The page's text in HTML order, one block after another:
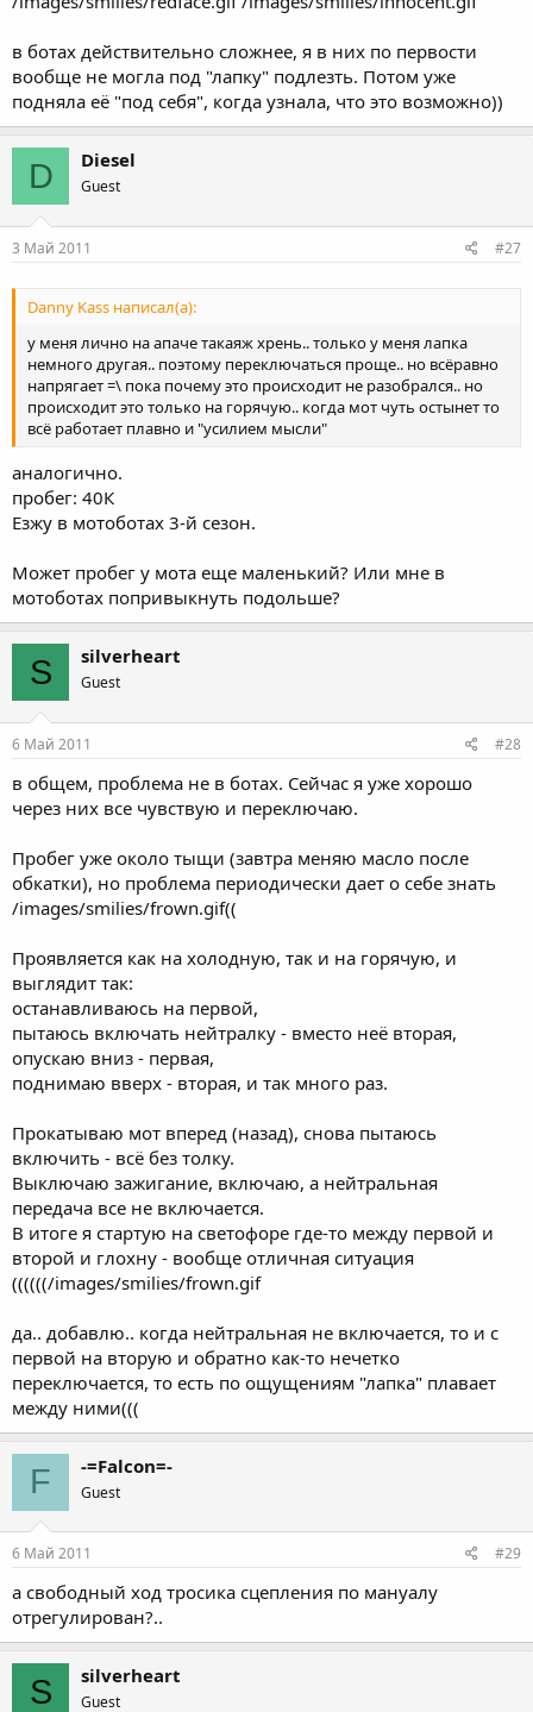
в ботах действительно сложнее, я в них по первости
вообще не могла под "лапку" подлезть. Потом уже
подняла её "под себя", когда узнала, что это возможно))
D Diesel
Guest
3 Май 2011 #27
Danny Kass написал(а):
у меня лично на апаче такаяж хрень.. только у меня лапка
немного другая.. поэтому переключаться проще.. но всёравно
напрягает =\ пока почему это происходит не разобрался.. но
происходит это только на горячую.. когда мот чуть остынет то
всё работает плавно и "усилием мысли"
аналогично.
пробег: 40К
Езжу в мотоботах 3-й сезон.
Может пробег у мота еще маленький? Или мне в
мотоботах попривыкнуть подольше?
S silverheart
Guest
6 Май 2011 #28
в общем, проблема не в ботах. Сейчас я уже хорошо
через них все чувствую и переключаю.
Пробег уже около тыщи (завтра меняю масло после
обкатки), но проблема периодически дает о себе знать
/images/smilies/frown.gif((
Проявляется как на холодную, так и на горячую, и
выглядит так:
останавливаюсь на первой,
пытаюсь включать нейтралку - вместо неё вторая,
опускаю вниз - первая,
поднимаю вверх - вторая, и так много раз.
Прокатываю мот вперед (назад), снова пытаюсь
включить - всё без толку.
Выключаю зажигание, включаю, а нейтральная
передача все не включается.
В итоге я стартую на светофоре где-то между первой и
второй и глохну - вообще отличная ситуация
((((((/images/smilies/frown.gif
да.. добавлю.. когда нейтральная не включается, то и с
первой на вторую и обратно как-то нечетко
переключается, то есть по ощущениям "лапка" плавает
между ними(((
F -=Falcon=-
Guest
6 Май 2011 #29
а свободный ход тросика сцепления по мануалу
отрегулирован?..
S silverheart
Guest